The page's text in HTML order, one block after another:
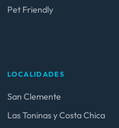
Pet Friendly
LOCALIDADES
San Clemente
Las Toninas y Costa Chica